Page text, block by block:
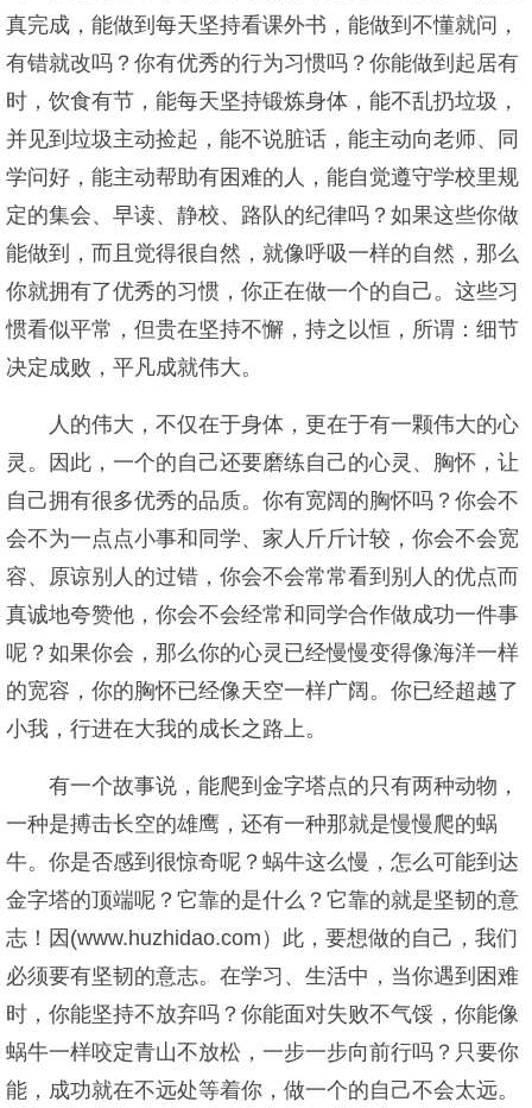
真完成，能做到每天坚持看课外书，能做到不懂就问，
有错就改吗？你有优秀的行为习惯吗？你能做到起居有
时，饮食有节，能每天坚持锻炼身体，能不乱扔垃圾，
并见到垃圾主动捡起，能不说脏话，能主动向老师、同
学问好，能主动帮助有困难的人，能自觉遵守学校里规
定的集会、早读、静校、路队的纪律吗？如果这些你做
能做到，而且觉得很自然，就像呼吸一样的自然，那么
你就拥有了优秀的习惯，你正在做一个的自己。这些习
惯看似平常，但贵在坚持不懈，持之以恒，所谓：细节
决定成败，平凡成就伟大。
人的伟大，不仅在于身体，更在于有一颗伟大的心
灵。因此，一个的自己还要磨练自己的心灵、胸怀，让
自己拥有很多优秀的品质。你有宽阔的胸怀吗？你会不
会不为一点点小事和同学、家人斤斤计较，你会不会宽
容、原谅别人的过错，你会不会常常看到别人的优点而
真诚地夸赞他，你会不会经常和同学合作做成功一件事
呢？如果你会，那么你的心灵已经慢慢变得像海洋一样
的宽容，你的胸怀已经像天空一样广阔。你已经超越了
小我，行进在大我的成长之路上。
有一个故事说，能爬到金字塔点的只有两种动物，
一种是搏击长空的雄鹰，还有一种那就是慢慢爬的蜗
牛。你是否感到很惊奇呢？蜗牛这么慢，怎么可能到达
金字塔的顶端呢？它靠的是什么？它靠的就是坚韧的意
志！因(www.huzhidao.com）此，要想做的自己，我们
必须要有坚韧的意志。在学习、生活中，当你遇到困难
时，你能坚持不放弃吗？你能面对失败不气馁，你能像
蜗牛一样咬定青山不放松，一步一步向前行吗？只要你
能，成功就在不远处等着你，做一个的自己不会太远。